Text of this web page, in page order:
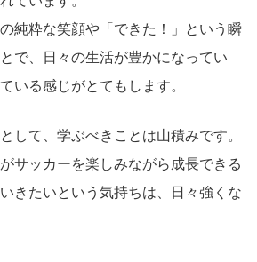
純粋な笑顔や「できた！」という瞬
で、日々の生活が豊かになってい
いる感じがとてもします。
して、学ぶべきことは山積みです。
サッカーを楽しみながら成長できる
きたいという気持ちは、日々強くな